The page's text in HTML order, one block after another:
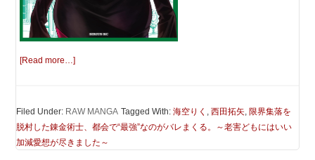
[Read more…]
Filed Under: RAW MANGA Tagged With:海空りく ,西田拓矢,限界集落を
脱村した錬金術士、都会で“最強”なのがバレまくる。～老害どもにはいい
加減愛想が尽きました～